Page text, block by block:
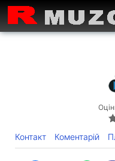
Контакт Коментарій